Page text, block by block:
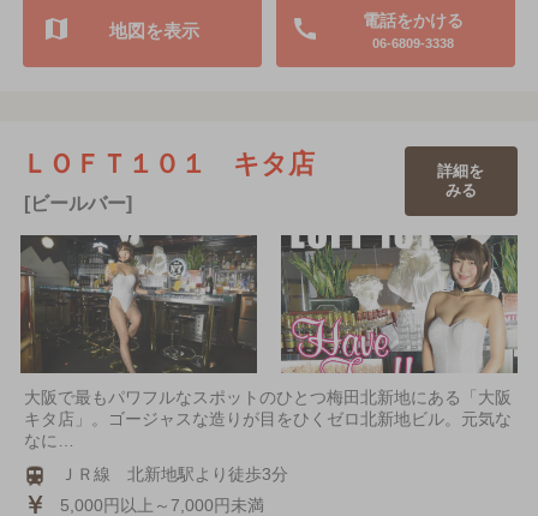
電話をかける
06-6809-3338
地図を表示
ＬＯＦＴ１０１ キタ店
[ビールバー]
詳細を
みる
大阪で最もパワフルなスポットのひとつ梅田北新地にある「大阪
キタ店」。ゴージャスな造りが目をひくゼロ北新地ビル。元気な
なに…
ＪＲ線 北新地駅より徒歩3分
5,000円以上～7,000円未満